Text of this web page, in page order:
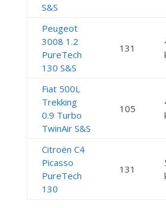
S&S
Peugeot
3008 1.2
PureTech
130 S&S
131
Fiat 500L
Trekking
0.9 Turbo
TwinAir S&S
105
Citroën C4
Picasso
PureTech
130
131